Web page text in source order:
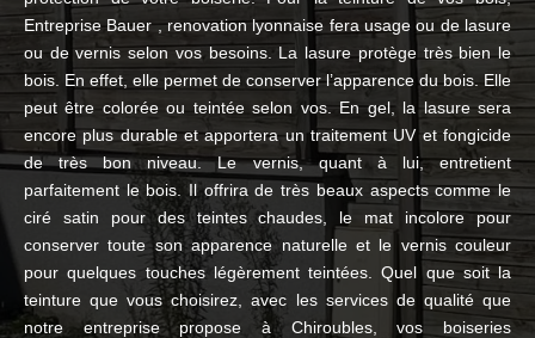
Entreprise Bauer , renovation lyonnaise fera usage ou de lasure
ou de vernis selon vos besoins. La lasure protège très bien le
bois. En effet, elle permet de conserver l’apparence du bois. Elle
peut être colorée ou teintée selon vos. En gel, la lasure sera
encore plus durable et apportera un traitement UV et fongicide
de très bon niveau. Le vernis, quant à lui, entretient
parfaitement le bois. Il offrira de très beaux aspects comme le
ciré satin pour des teintes chaudes, le mat incolore pour
conserver toute son apparence naturelle et le vernis couleur
pour quelques touches légèrement teintées. Quel que soit la
teinture que vous choisirez, avec les services de qualité que
notre entreprise propose à Chiroubles, vos boiseries